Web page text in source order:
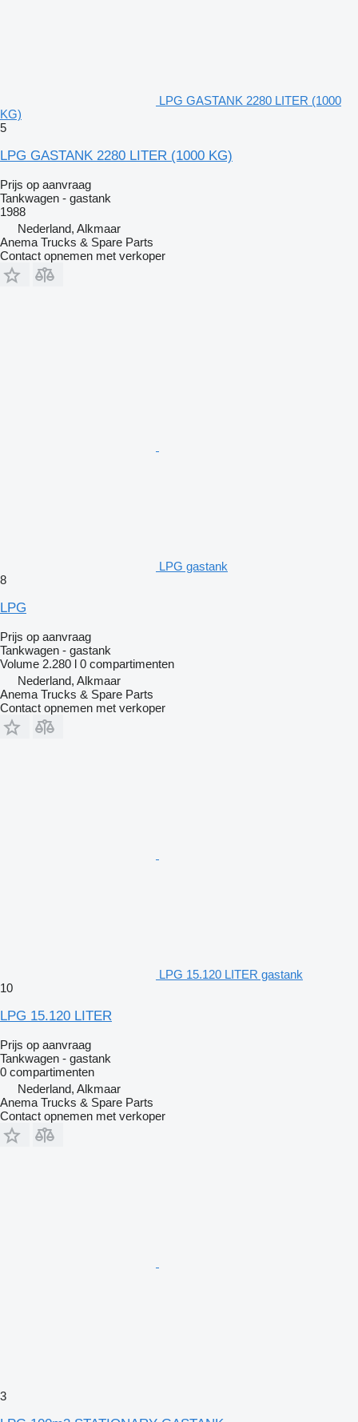
LPG GASTANK 2280 LITER (1000
KG)
5
LPG GASTANK 2280 LITER (1000 KG)
Prijs op aanvraag
Tankwagen - gastank
1988
Nederland, Alkmaar
Anema Trucks & Spare Parts
Contact opnemen met verkoper
LPG gastank
8
LPG
Prijs op aanvraag
Tankwagen - gastank
Volume 2.280 l 0 compartimenten
Nederland, Alkmaar
Anema Trucks & Spare Parts
Contact opnemen met verkoper
LPG 15.120 LITER gastank
10
LPG 15.120 LITER
Prijs op aanvraag
Tankwagen - gastank
0 compartimenten
Nederland, Alkmaar
Anema Trucks & Spare Parts
Contact opnemen met verkoper
3